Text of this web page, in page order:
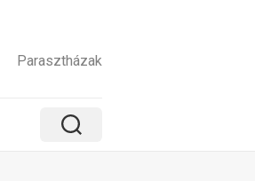
Parasztházak